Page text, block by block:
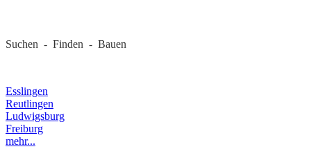
Suchen - Finden - Bauen
Esslingen
Reutlingen
Ludwigsburg
Freiburg
mehr...